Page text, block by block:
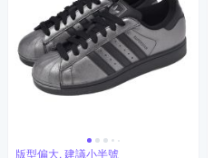
版型偏大, 建議小半號